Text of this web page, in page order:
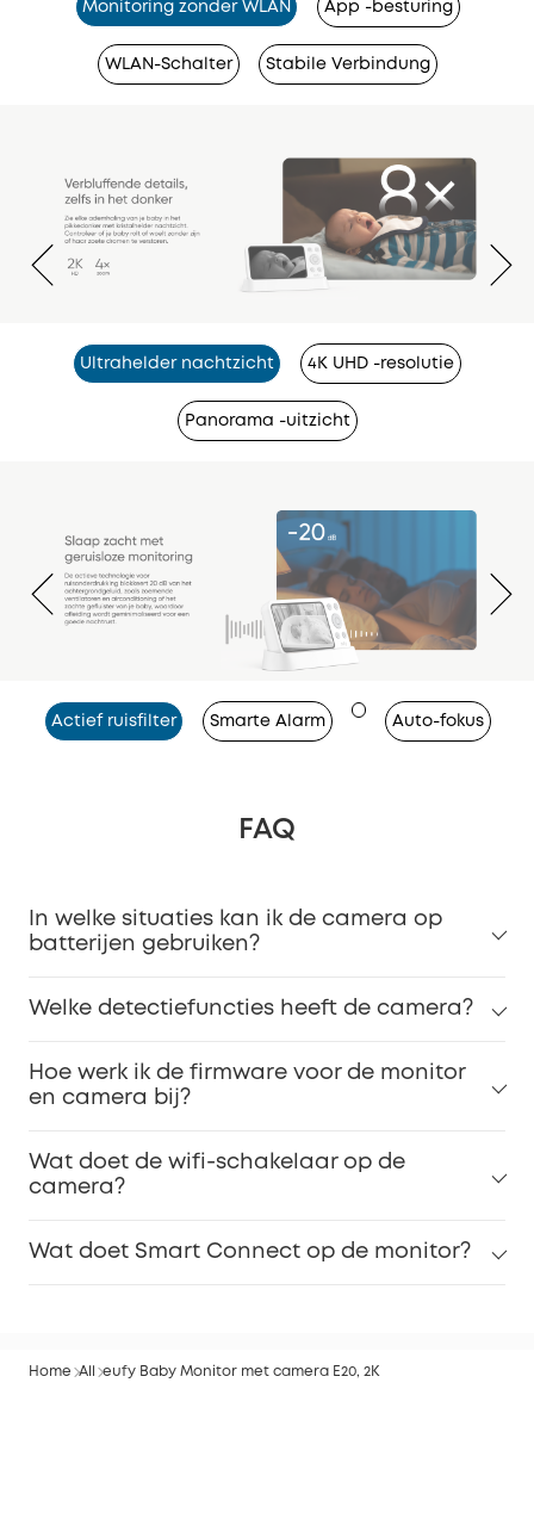
Monitoring zonder WLAN App -besturing
WLAN-Schalter Stabile Verbindung
Ultrahelder nachtzicht 4K UHD -resolutie
Panorama -uitzicht
Actief ruisfilter Smarte Alarm Auto-fokus
FAQ
In welke situaties kan ik de camera op
batterijen gebruiken?
Welke detectiefuncties heeft de camera?
Hoe werk ik de firmware voor de monitor
en camera bij?
Wat doet de wifi-schakelaar op de
camera?
Wat doet Smart Connect op de monitor?
Home All eufy Baby Monitor met camera E20, 2K